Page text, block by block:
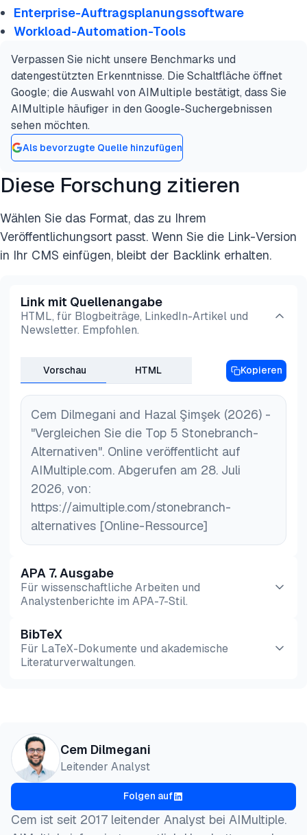
Enterprise-Auftragsplanungssoftware
Workload-Automation-Tools
Verpassen Sie nicht unsere Benchmarks und
datengestützten Erkenntnisse. Die Schaltfläche öffnet
Google; die Auswahl von AIMultiple bestätigt, dass Sie
AIMultiple häufiger in den Google-Suchergebnissen
sehen möchten.
Als bevorzugte Quelle hinzufügen
Diese Forschung zitieren
Wählen Sie das Format, das zu Ihrem
Veröffentlichungsort passt. Wenn Sie die Link-Version
in Ihr CMS einfügen, bleibt der Backlink erhalten.
Link mit Quellenangabe
HTML, für Blogbeiträge, LinkedIn-Artikel und
Newsletter. Empfohlen.
Vorschau HTML Kopieren
Cem Dilmegani and Hazal Şimşek (2026) -
"Vergleichen Sie die Top 5 Stonebranch-
Alternativen". Online veröffentlicht auf
AIMultiple.com. Abgerufen am 28. Juli
2026, von:
https://aimultiple.com/stonebranch-
alternatives [Online-Ressource]
APA 7. Ausgabe
Für wissenschaftliche Arbeiten und
Analystenberichte im APA-7-Stil.
Vorschau HTML
BibTeX
Für LaTeX-Dokumente und akademische
Literaturverwaltungen.
@misc{dilmegani2026,
  author = {Dilmegani, Cem and Şimşek, Hazal},
title  = {{Vergleichen Sie die Top 5
  year   = {2026},
howpublished    = {\url{https://aimultiple.com/
note   = {AIMultiple. Abgerufen am 28. Juli
Cem Dilmegani
Leitender Analyst
Folgen auf
Cem ist seit 2017 leitender Analyst bei AIMultiple.